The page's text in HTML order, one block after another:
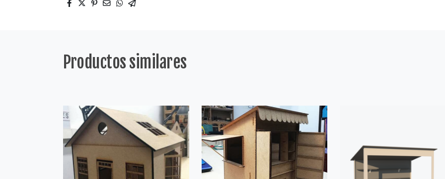
Productos similares